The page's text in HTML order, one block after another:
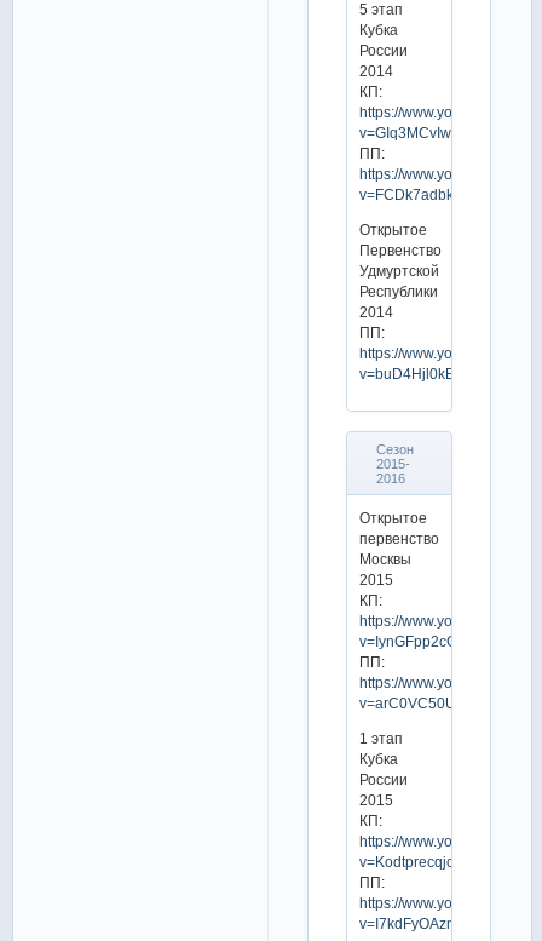
5 этап
Кубка
России
2014
КП:
https://www.youtube.com/
v=GIq3MCvIwMY
ПП:
https://www.youtube.com/
v=FCDk7adbkfI
Открытое
Первенство
Удмуртской
Республики
2014
ПП:
https://www.youtube.com/
v=buD4Hjl0kEQ
Сезон
2015-
2016
Открытое
первенство
Москвы
2015
КП:
https://www.youtube.com/
v=IynGFpp2cGo
ПП:
https://www.youtube.com/
v=arC0VC50UhQ
1 этап
Кубка
России
2015
КП:
https://www.youtube.com/
v=Kodtprecqjc
ПП:
https://www.youtube.com/
v=I7kdFyOAzng